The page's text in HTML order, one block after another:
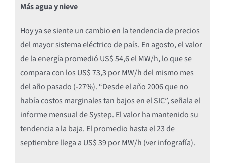
Más agua y nieve
Hoy ya se siente un cambio en la tendencia de precios
del mayor sistema eléctrico de país. En agosto, el valor
de la energía promedió US$ 54,6 el MW/h, lo que se
compara con los US$ 73,3 por MW/h del mismo mes
del año pasado (-27%). “Desde el año 2006 que no
había costos marginales tan bajos en el SIC”, señala el
informe mensual de Systep. El valor ha mantenido su
tendencia a la baja. El promedio hasta el 23 de
septiembre llega a US$ 39 por MW/h (ver infografía).